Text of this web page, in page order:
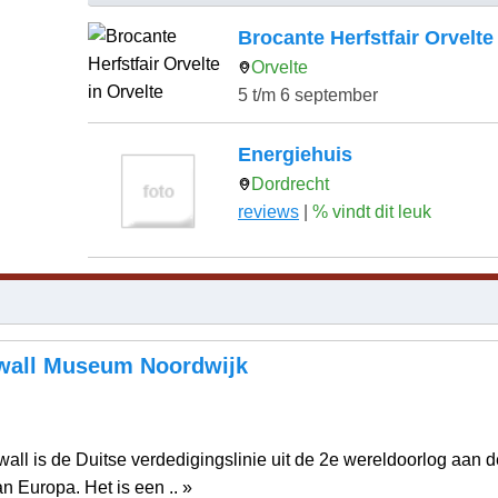
Brocante Herfstfair Orvelte
Orvelte
5 t/m 6 september
Energiehuis
Dordrecht
reviews
% vindt dit leuk
Museum Noordwijk
is de Duitse verdedigingslinie uit de 2e wereldoorlog aan
Europa. Het is een .. »